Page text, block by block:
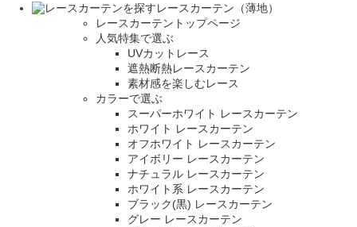
レースカーテン（薄地）
レースカーテントップページ
人気特集で選ぶ
UVカットレース
遮熱断熱レースカーテン
素材感を楽しむレース
カラーで選ぶ
スーパーホワイト レースカーテン
ホワイト レースカーテン
オフホワイト レースカーテン
アイボリー レースカーテン
ナチュラル レースカーテン
ホワイト系 レースカーテン
ブラック(黒) レースカーテン
グレー レースカーテン